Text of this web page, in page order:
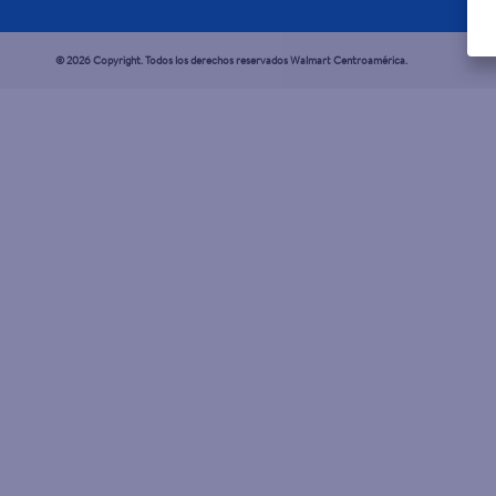
© 2026 Copyright. Todos los derechos reservados Walmart Centroamérica.